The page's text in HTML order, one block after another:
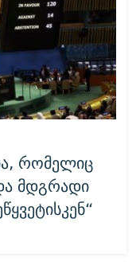
რომელიც
მდგრადი